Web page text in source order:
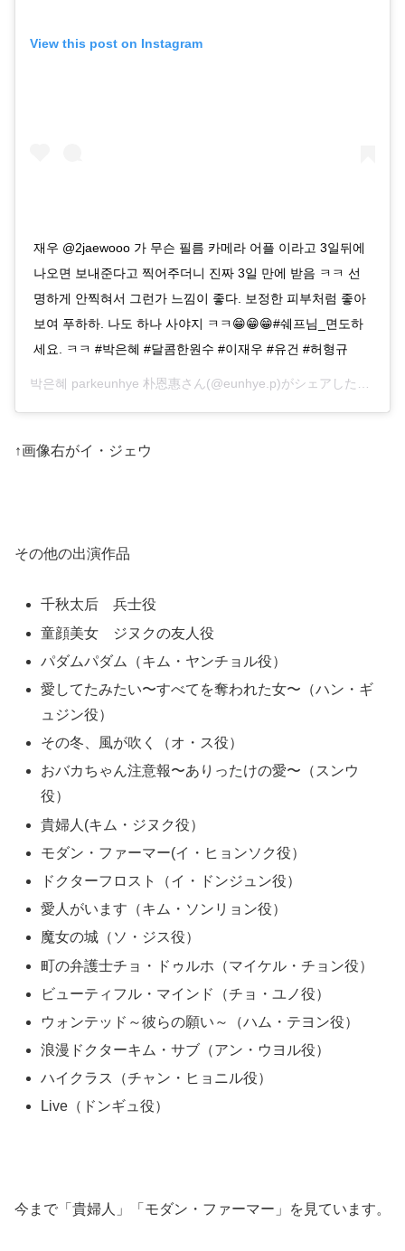
View this post on Instagram
재우 @2jaewooo 가 무슨 필름 카메라 어플 이라고 3일뒤에
나오면 보내준다고 찍어주더니 진짜 3일 만에 받음 ㅋㅋ 선
명하게 안찍혀서 그런가 느낌이 좋다. 보정한 피부처럼 좋아
보여 푸하하. 나도 하나 사야지 ㅋㅋ😁😁😁#쉐프님_면도하
세요. ㅋㅋ #박은혜 #달콤한원수 #이재우 #유건 #허형규
박은혜 parkeunhye 朴恩惠さん(@eunhye.p)がシェアした投稿 –
↑画像右がイ・ジェウ
その他の出演作品
千秋太后 兵士役
童顔美女 ジヌクの友人役
パダムパダム（キム・ヤンチョル役）
愛してたみたい〜すべてを奪われた女〜（ハン・ギ
ュジン役）
その冬、風が吹く（オ・ス役）
おバカちゃん注意報〜ありったけの愛〜（スンウ
役）
貴婦人(キム・ジヌク役）
モダン・ファーマー(イ・ヒョンソク役）
ドクターフロスト（イ・ドンジュン役）
愛人がいます（キム・ソンリョン役）
魔女の城（ソ・ジス役）
町の弁護士チョ・ドゥルホ（マイケル・チョン役）
ビューティフル・マインド（チョ・ユノ役）
ウォンテッド～彼らの願い～（ハム・テヨン役）
浪漫ドクターキム・サブ（アン・ウヨル役）
ハイクラス（チャン・ヒョニル役）
Live（ドンギュ役）
今まで「貴婦人」「モダン・ファーマー」を見ています。